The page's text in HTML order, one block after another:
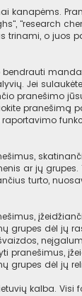
kanapėms.
"research
trinami, o juos
bendrauti
Jei
pranešimo
pranešimą
raportavimo
ar jų
turto,
grupes dėl jų
pranešimus,
grupes dėl jų
kalba. Visi